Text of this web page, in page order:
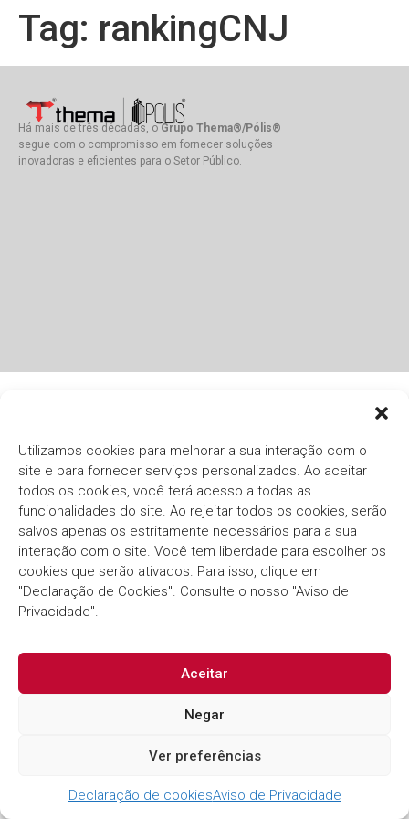
Utilizamos cookies para melhorar a sua interação com o
site e para fornecer serviços personalizados. Ao aceitar
todos os cookies, você terá acesso a todas as
funcionalidades do site. Ao rejeitar todos os cookies, serão
salvos apenas os estritamente necessários para a sua
interação com o site. Você tem liberdade para escolher os
cookies que serão ativados. Para isso, clique em
"Declaração de Cookies". Consulte o nosso "Aviso de
Privacidade".
Aceitar
Negar
Ver preferências
Declaração de cookiesAviso de Privacidade
Tag: rankingCNJ
Há mais de três décadas, oGrupo Thema®/Pólis®
segue com o compromisso em fornecer soluções
inovadoras e eficientes para o Setor Público.
SOLUÇÕES NOTÍCIAS CONTATO